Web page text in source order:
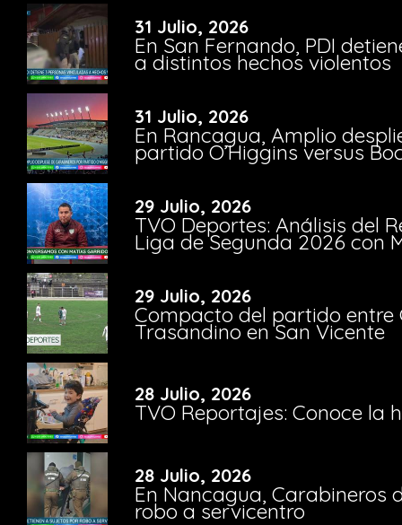
31 Julio, 2026
En San Fernando, PDI
a distintos hechos violentos
31 Julio, 2026
En Rancagua, Amplio
partido O’Higgins versus
29 Julio, 2026
TVO Deportes: Análisis del
Liga de Segunda 2026 con
29 Julio, 2026
Compacto del partido entre
Trasandino en San Vicente
28 Julio, 2026
TVO Reportajes: Conoce la
28 Julio, 2026
En Nancagua, Carabineros
robo a servicentro